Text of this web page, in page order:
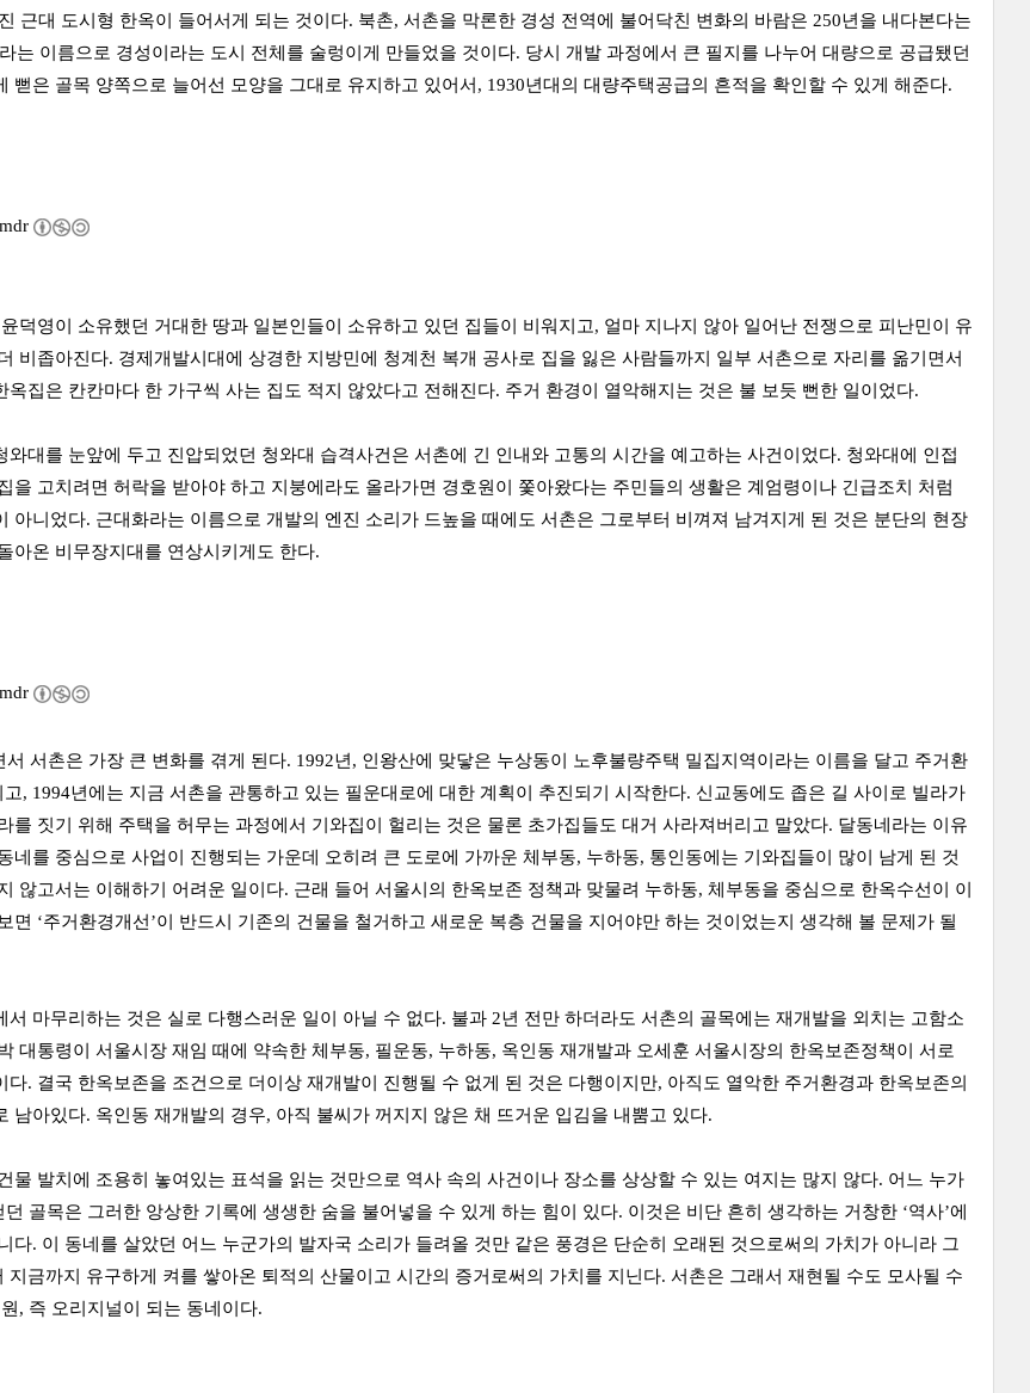
근대 도시형 한옥이 들어서게 되는 것이다. 북촌, 서촌을 막론한 경성 전역에 불어닥친 변화의 바람은 250년을 내다본다는
는 이름으로 경성이라는 도시 전체를 술렁이게 만들었을 것이다. 당시 개발 과정에서 큰 필지를 나누어 대량으로 공급됐던
뻗은 골목 양쪽으로 늘어선 모양을 그대로 유지하고 있어서, 1930년대의 대량주택공급의 흔적을 확인할 수 있게 해준다.
덕영이 소유했던 거대한 땅과 일본인들이 소유하고 있던 집들이 비워지고, 얼마 지나지 않아 일어난 전쟁으로 피난민이 유
비좁아진다. 경제개발시대에 상경한 지방민에 청계천 복개 공사로 집을 잃은 사람들까지 일부 서촌으로 자리를 옮기면서
옥집은 칸칸마다 한 가구씩 사는 집도 적지 않았다고 전해진다. 주거 환경이 열악해지는 것은 불 보듯 뻔한 일이었다.
와대를 눈앞에 두고 진압되었던 청와대 습격사건은 서촌에 긴 인내와 고통의 시간을 예고하는 사건이었다. 청와대에 인접
을 고치려면 허락을 받아야 하고 지붕에라도 올라가면 경호원이 쫓아왔다는 주민들의 생활은 계엄령이나 긴급조치 처럼
아니었다. 근대화라는 이름으로 개발의 엔진 소리가 드높을 때에도 서촌은 그로부터 비껴져 남겨지게 된 것은 분단의 현장
아온 비무장지대를 연상시키게도 한다.
서 서촌은 가장 큰 변화를 겪게 된다. 1992년, 인왕산에 맞닿은 누상동이 노후불량주택 밀집지역이라는 이름을 달고 주거환
, 1994년에는 지금 서촌을 관통하고 있는 필운대로에 대한 계획이 추진되기 시작한다. 신교동에도 좁은 길 사이로 빌라가
를 짓기 위해 주택을 허무는 과정에서 기와집이 헐리는 것은 물론 초가집들도 대거 사라져버리고 말았다. 달동네라는 이유
네를 중심으로 사업이 진행되는 가운데 오히려 큰 도로에 가까운 체부동, 누하동, 통인동에는 기와집들이 많이 남게 된 것
않고서는 이해하기 어려운 일이다. 근래 들어 서울시의 한옥보존 정책과 맞물려 누하동, 체부동을 중심으로 한옥수선이 이
면 ‘주거환경개선’이 반드시 기존의 건물을 철거하고 새로운 복층 건물을 지어야만 하는 것이었는지 생각해 볼 문제가 될
서 마무리하는 것은 실로 다행스러운 일이 아닐 수 없다. 불과 2년 전만 하더라도 서촌의 골목에는 재개발을 외치는 고함소
대통령이 서울시장 재임 때에 약속한 체부동, 필운동, 누하동, 옥인동 재개발과 오세훈 서울시장의 한옥보존정책이 서로
다. 결국 한옥보존을 조건으로 더이상 재개발이 진행될 수 없게 된 것은 다행이지만, 아직도 열악한 주거환경과 한옥보존의
남아있다. 옥인동 재개발의 경우, 아직 불씨가 꺼지지 않은 채 뜨거운 입김을 내뿜고 있다.
물 발치에 조용히 놓여있는 표석을 읽는 것만으로 역사 속의 사건이나 장소를 상상할 수 있는 여지는 많지 않다. 어느 누가
골목은 그러한 앙상한 기록에 생생한 숨을 불어넣을 수 있게 하는 힘이 있다. 이것은 비단 흔히 생각하는 거창한 ‘역사’에
다. 이 동네를 살았던 어느 누군가의 발자국 소리가 들려올 것만 같은 풍경은 단순히 오래된 것으로써의 가치가 아니라 그
지금까지 유구하게 켜를 쌓아온 퇴적의 산물이고 시간의 증거로써의 가치를 지닌다. 서촌은 그래서 재현될 수도 모사될 수
, 즉 오리지널이 되는 동네이다.